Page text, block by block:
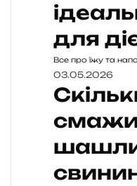
для
Все про їжу та
03.05.2026